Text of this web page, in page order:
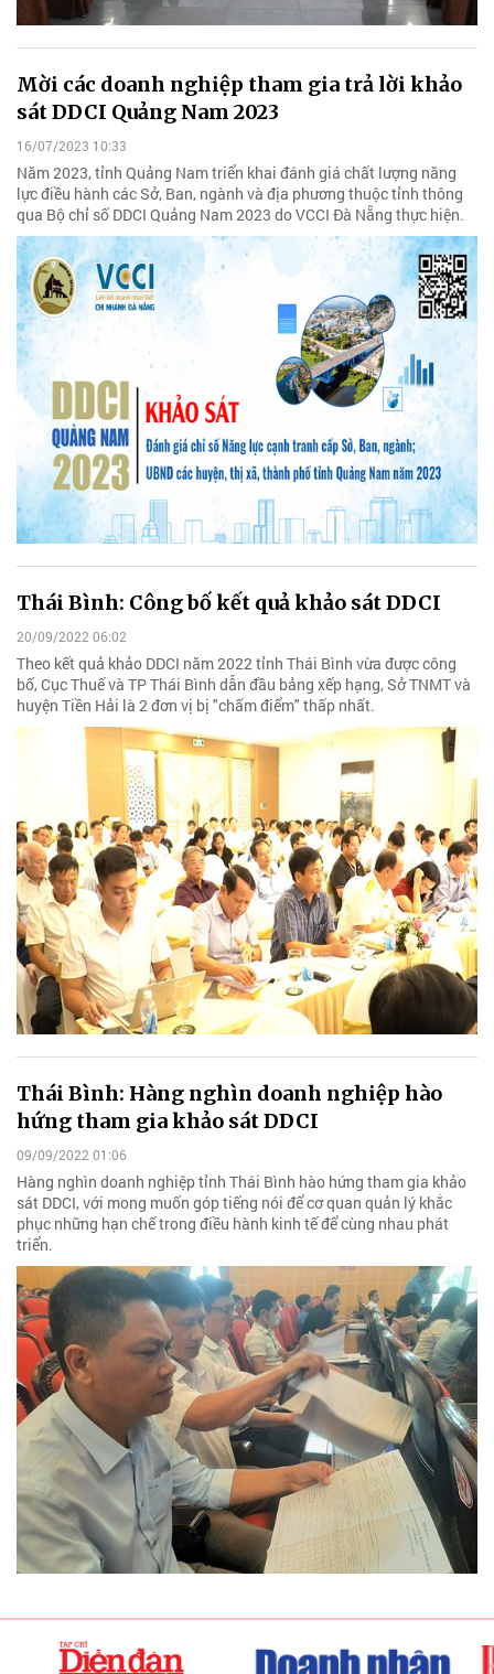
Mời các doanh nghiệp tham gia trả lời khảo
sát DDCI Quảng Nam 2023
16/07/2023 10:33
Năm 2023, tỉnh Quảng Nam triển khai đánh giá chất lượng năng
lực điều hành các Sở, Ban, ngành và địa phương thuộc tỉnh thông
qua Bộ chỉ số DDCI Quảng Nam 2023 do VCCI Đà Nẵng thực hiện.
Thái Bình: Công bố kết quả khảo sát DDCI
20/09/2022 06:02
Theo kết quả khảo DDCI năm 2022 tỉnh Thái Bình vừa được công
bố, Cục Thuế và TP Thái Bình dẫn đầu bảng xếp hạng, Sở TNMT và
huyện Tiền Hải là 2 đơn vị bị "chấm điểm" thấp nhất.
Thái Bình: Hàng nghìn doanh nghiệp hào
hứng tham gia khảo sát DDCI
09/09/2022 01:06
Hàng nghìn doanh nghiệp tỉnh Thái Bình hào hứng tham gia khảo
sát DDCI, với mong muốn góp tiếng nói để cơ quan quản lý khắc
phục những hạn chế trong điều hành kinh tế để cùng nhau phát
triển.